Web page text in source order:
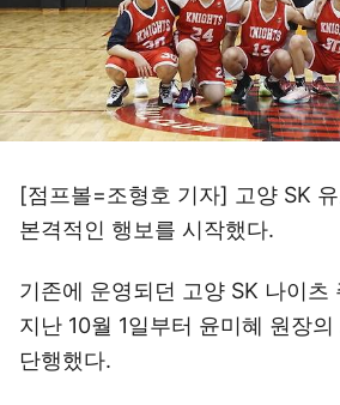
[점프볼=조형호 기자] 고양 SK
본격적인 행보를 시작했다.
기존에 운영되던 고양 SK 나이츠
지난 10월 1일부터 윤미혜 원장
단행했다.